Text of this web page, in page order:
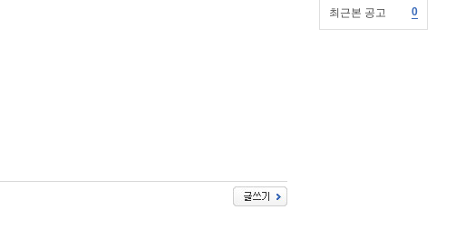
최근본 공고 0